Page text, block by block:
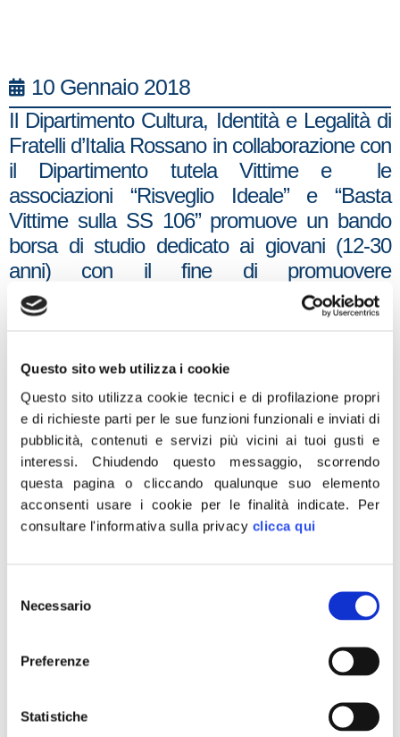
Questo sito web utilizza i cookie
Questo sito utilizza cookie tecnici e di profilazione propri
e di richieste parti per le sue funzioni funzionali e inviati di
pubblicità, contenuti e servizi più vicini ai tuoi gusti e
interessi.Chiudendo questo messaggio, scorrendo
questa pagina o cliccando qualunque suo elemento
acconsenti usare i cookie per le finalità indicate. Per
consultare l'informativa sulla privacy clicca qui
delNecessario
Preferenze
Statistiche
10 Gennaio 2018
Il Dipartimento Cultura, Identità e Legalità di
Fratelli d’Italia Rossano in collaborazione con
il Dipartimento tutela Vittime e le
associazioni “Risveglio Ideale” e “Basta
Vittime sulla SS 106” promuove un bando
borsa di studio dedicato ai giovani (12-30
anni) con il fine di promuovere
comportamenti sociali e civili rispondenti alla
legalità ed al senso di giustizia.
Nato per celebrare il coraggio della
crotonese Lea Garofalo – testimone di
giustizia poi sciolta nell’acido dalla ‘ndragheta
– il progetto vuole portare i nostri ragazzi a
riflettere sul fenomeno mafioso e le sue
dinamiche per accrescere in loro il senso di
giustizia e lealtà.
visiva, etc) sul tema delle mafie e della
Al migliore sarà riconosciuto un premio in